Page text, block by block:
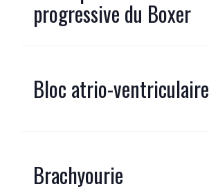
progressive du Boxer
Bloc atrio-ventriculaire
Brachyourie